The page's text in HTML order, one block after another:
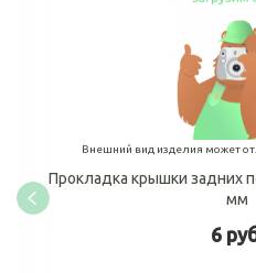
Внешний вид изделия может
Прокладка крышки задних
мм
6